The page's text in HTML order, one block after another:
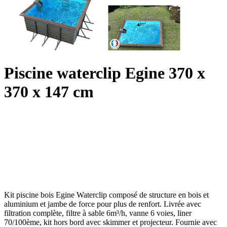
Piscine waterclip Egine 370 x
370 x 147 cm
Kit piscine bois Egine Waterclip composé de structure en bois et
aluminium et jambe de force pour plus de renfort. Livrée avec
filtration complète, filtre à sable 6m³/h, vanne 6 voies, liner
70/100ème, kit hors bord avec skimmer et projecteur. Fournie avec